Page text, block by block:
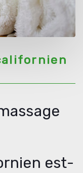
est-